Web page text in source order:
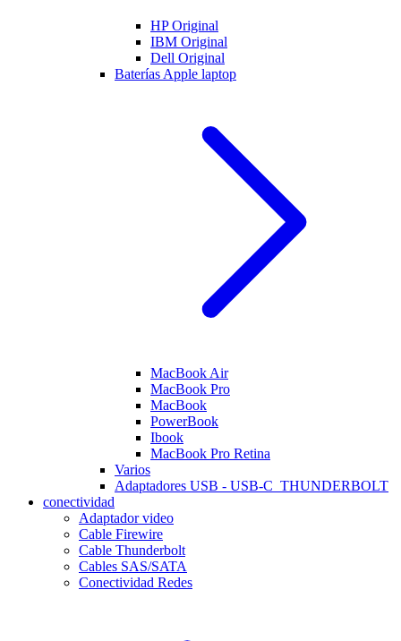
HP Original
IBM Original
Dell Original
Baterías Apple laptop
MacBook Air
MacBook Pro
MacBook
PowerBook
Ibook
MacBook Pro Retina
Varios
Adaptadores USB - USB-C_THUNDERBOLT
conectividad
Adaptador video
Cable Firewire
Cable Thunderbolt
Cables SAS/SATA
Conectividad Redes